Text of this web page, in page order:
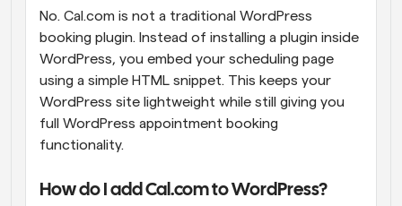
No. Cal.com is not a traditional WordPress
booking plugin. Instead of installing a plugin inside
WordPress, you embed your scheduling page
using a simple HTML snippet. This keeps your
WordPress site lightweight while still giving you
full WordPress appointment booking
functionality.
How do I add Cal.com to WordPress?